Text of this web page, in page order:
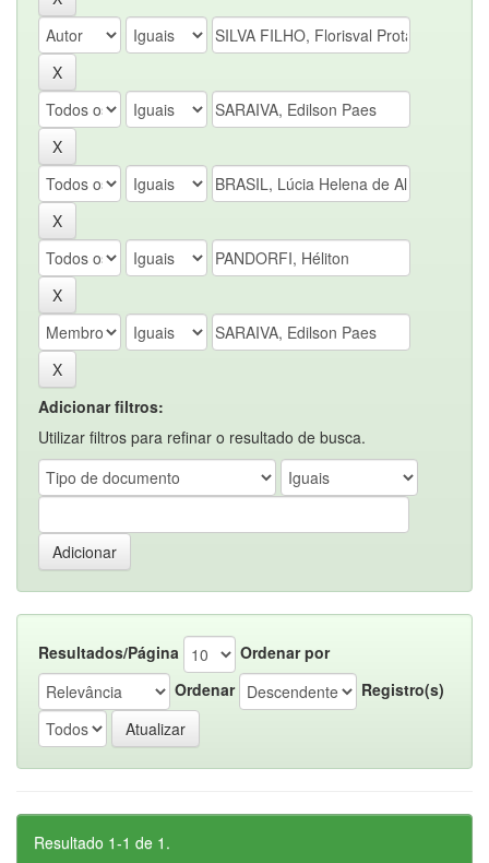
Adicionar filtros:
Utilizar filtros para refinar o resultado de busca.
Resultados/Página
Ordenar por
Ordenar
Registro(s)
Resultado 1-1 de 1.